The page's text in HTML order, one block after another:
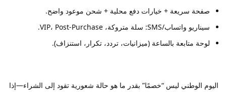
صفحة سريعة + خيارات دفع محلية + شحن موعود واضح.
سيناريو واتساب/SMS: سلة متروكة، VIP، Post-Purchase.
لوحة متابعة بالساعة (ميزانيات، تردد، تكرار، استنزاف).
اليوم الوطني ليس “خصمًا” بقدر ما هو حالة شعورية تقود إلى الشراء—إذا